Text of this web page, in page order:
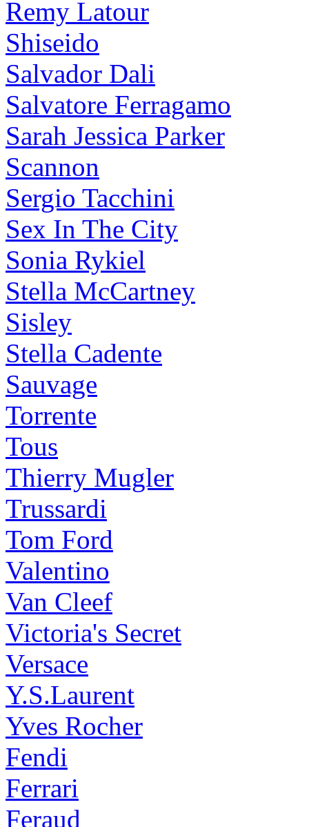
Remy Latour
Shiseido
Salvador Dali
Salvatore Ferragamo
Sarah Jessica Parker
Scannon
Sergio Tacchini
Sex In The City
Sonia Rykiel
Stella McCartney
Sisley
Stella Cadente
Sauvage
Torrente
Tous
Thierry Mugler
Trussardi
Tom Ford
Valentino
Van Cleef
Victoria's Secret
Versace
Y.S.Laurent
Yves Rocher
Fendi
Ferrari
Feraud